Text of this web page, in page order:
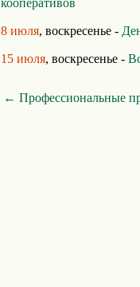
кооперативов
8 июля, воскресенье -
15 июля, воскресенье -
← Профессиональные